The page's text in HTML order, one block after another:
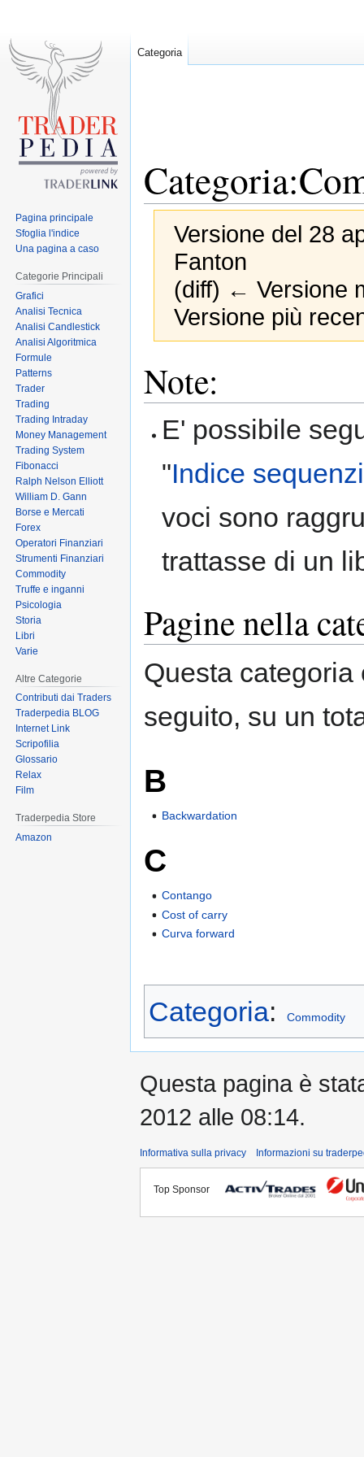
Versione del 28
Fanton
(diff) ← Versione
Versione più
toto
Note:
E' possibile
"Indice
voci sono
trattasse di un
Pagine nella
Questa
seguito, su un
B
Backwardation
C
Contango
Cost of carry
Curva forward
Categoria: Commodity
Categoria
Pagina principale
Sfoglia l'indice
Una pagina a caso
Categorie Principali
Grafici
Analisi Tecnica
Analisi Candlestick
Analisi Algoritmica
Formule
Patterns
Trader
Trading
Trading Intraday
Money Management
Trading System
Fibonacci
Ralph Nelson Elliott
William D. Gann
Borse e Mercati
Forex
Operatori Finanziari
Strumenti Finanziari
Commodity
Truffe e inganni
Psicologia
Storia
Libri
Varie
Altre Categorie
Contributi dai Traders
Traderpedia BLOG
Internet Link
Scripofilia
Glossario
Relax
Film
Traderpedia Store
Amazon
Questa pagina è
2012 alle 08:14.
Informativa sulla privacy Informazioni su
Top Sponsor